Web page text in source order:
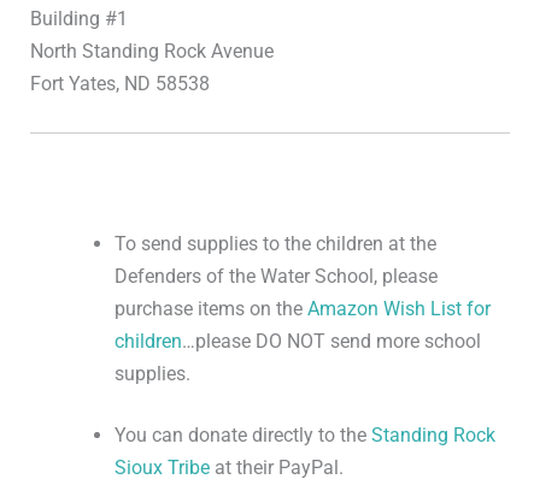
Building #1
North Standing Rock Avenue
Fort Yates, ND 58538
To send supplies to the children at the
Defenders of the Water School, please
purchase items on the Amazon Wish List for
children…please DO NOT send more school
supplies.
You can donate directly to the Standing Rock
Sioux Tribeat their PayPal.